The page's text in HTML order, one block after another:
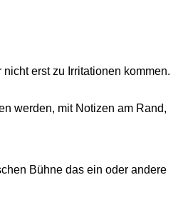
erst zu Irritationen kommen.
werden, mit Notizen am Rand,
Bühne das ein oder andere